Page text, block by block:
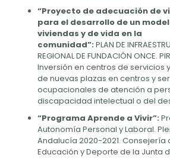
“Proyecto de adecuación de
para el desarrollo de un
viviendas y de vida en la
comunidad”: PLAN DE
REGIONAL DE FUNDACIÓN ONCE.
Inversión en centros de servicios
de nuevas plazas en centros y
ocupacionales de atención a
discapacidad intelectual o del
“Programa Aprende a Vivir”:
Autonomía Personal y Laboral.
Andalucía 2020-2021. Consejería
Educación y Deporte de la Junta